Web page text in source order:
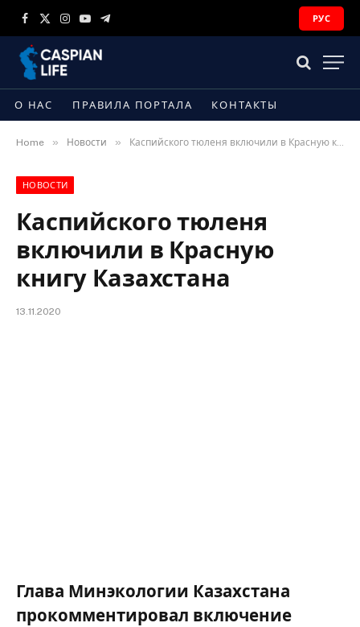
Facebook
X
Instagram
YouTubeTelegram
РУС
О НАС ПРАВИЛА ПОРТАЛА КОНТАКТЫ
Home » Новости » Каспийского тюленя включили в Красную книгу Казахстана
НОВОСТИ
Каспийского тюленя
включили в Красную
книгу Казахстана
13.11.2020
Глава Минэкологии Казахстана
прокомментировал включение